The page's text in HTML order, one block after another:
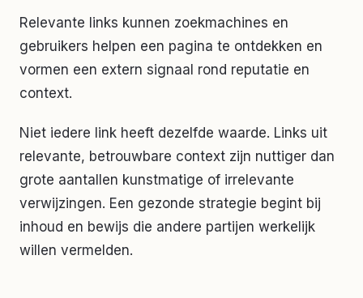
Relevante links kunnen zoekmachines en
gebruikers helpen een pagina te ontdekken en
vormen een extern signaal rond reputatie en
context.
Niet iedere link heeft dezelfde waarde. Links uit
relevante, betrouwbare context zijn nuttiger dan
grote aantallen kunstmatige of irrelevante
verwijzingen. Een gezonde strategie begint bij
inhoud en bewijs die andere partijen werkelijk
willen vermelden.